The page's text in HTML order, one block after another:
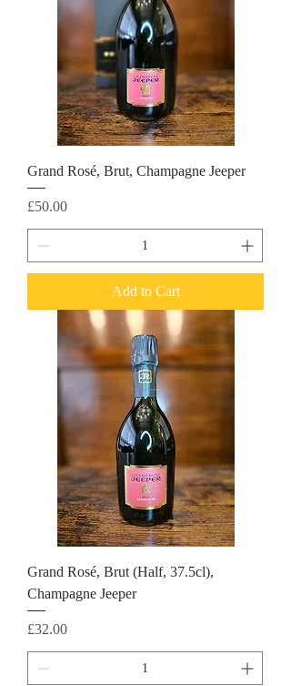
Grand Rosé, Brut, Champagne Jeeper
Price
£50.00
Add to Cart
Grand Rosé, Brut (Half, 37.5cl),
Champagne Jeeper
Price
£32.00